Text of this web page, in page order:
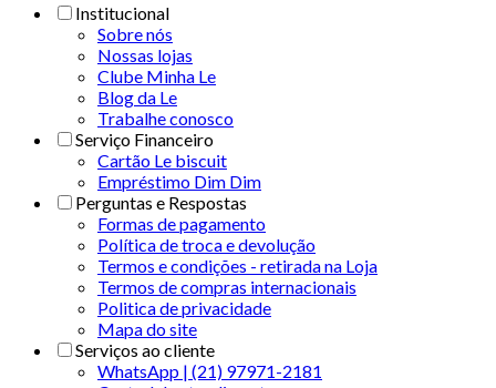
Institucional
Sobre nós
Nossas lojas
Clube Minha Le
Blog da Le
Trabalhe conosco
Serviço Financeiro
Cartão Le biscuit
Empréstimo Dim Dim
Perguntas e Respostas
Formas de pagamento
Política de troca e devolução
Termos e condições - retirada na Loja
Termos de compras internacionais
Politica de privacidade
Mapa do site
Serviços ao cliente
WhatsApp | (21) 97971-2181